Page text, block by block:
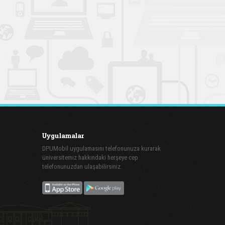
Uygulamalar
DPUMobil uygulamasını telefonunuza kurarak
üniversitemiz hakkındaki herşeye cep
telefonunuzdan ulaşabilirsiniz.